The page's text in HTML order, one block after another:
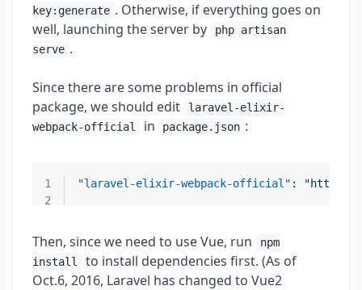
key:generate . Otherwise, if everything goes on
well, launching the server by
php artisan
serve .
Since there are some problems in official
package, we should edit
laravel-elixir-
webpack-official
in package.json :
1 "laravel-elixir-webpack-official" :
"https://
2
Then, since we need to use Vue, run
npm
install
to install dependencies first. (As of
Oct.6, 2016, Laravel has changed to Vue2